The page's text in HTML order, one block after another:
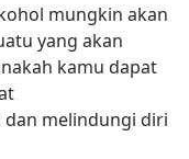
mungkin akan
yang akan
kamu dapat
melindungi diri